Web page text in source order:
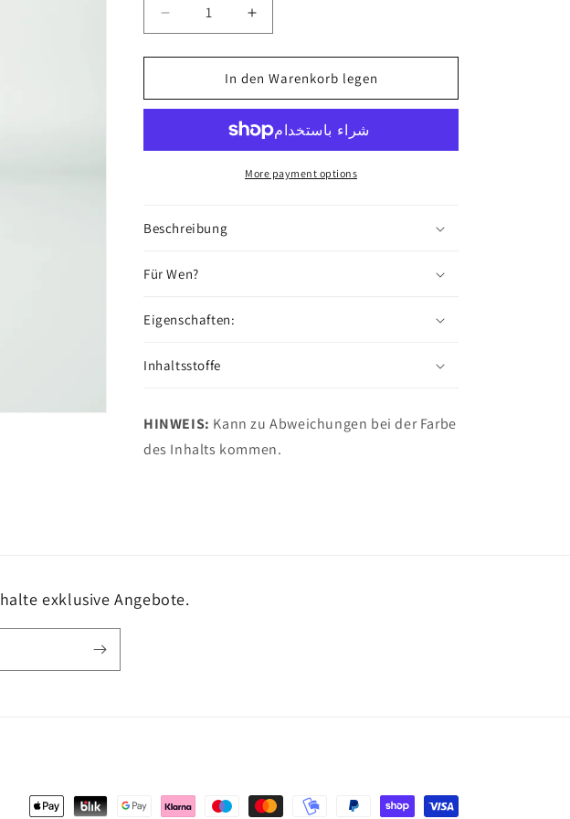
Verringere
die
Menge
NO.
Erhöhe
die
Menge
für
NO.
Öl
In den Warenkorb legen
More payment options
Beschreibung
Für Wen?
Eigenschaften:
Inhaltsstoffe
HINWEIS: Kann zu Abweichungen bei der Farbe
des Inhalts kommen.
exklusive Angebote.
Zahlungsmethoden